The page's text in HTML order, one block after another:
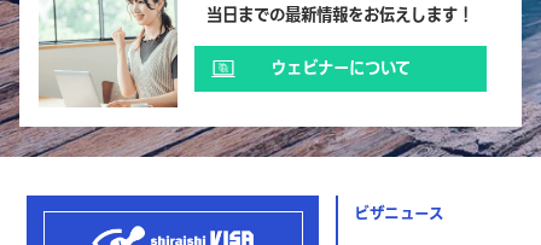
当日までの最新情報をお伝えします！
ウェビナーについて
ビザニュース